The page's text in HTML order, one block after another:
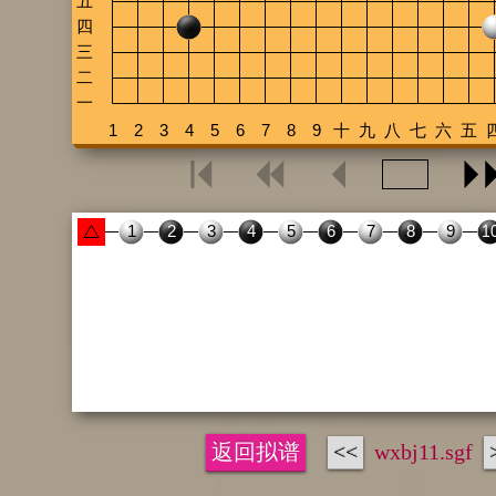
返回拟谱 << wxbj11.sgf